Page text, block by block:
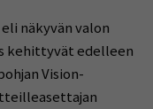
näkyvän valon
kehittyvät edelleen
Vision-